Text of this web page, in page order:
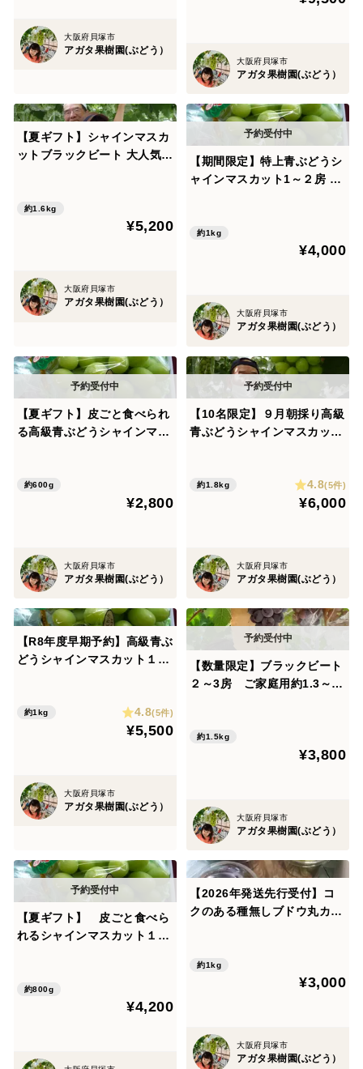
大阪府貝塚市
アガタ果樹園(ぶどう）
大阪府貝塚市
アガタ果樹園(ぶどう）
【夏ギフト】シャインマスカ
ットブラックビート 大人気ぶ
約1.6kg
¥5,200
大阪府貝塚市
アガタ果樹園(ぶどう）
【期間限定】特上青ぶどうシ
ャインマスカット1～２房 1
約1kg
¥4,000
大阪府貝塚市
アガタ果樹園(ぶどう）
【夏ギフト】皮ごと食べられ
る高級青ぶどうシャインマス
約600g
¥2,800
大阪府貝塚市
アガタ果樹園(ぶどう）
【10名限定】９月朝採り高級
青ぶどうシャインマスカット
約1.8kg 4.8(5件)
¥6,000
大阪府貝塚市
アガタ果樹園(ぶどう）
【R8年度早期予約】高級青ぶ
どうシャインマスカット１～
約1kg 4.8(5件)
¥5,500
大阪府貝塚市
アガタ果樹園(ぶどう）
【数量限定】ブラックビート
２～3房 ご家庭用約1.3～1.
約1.5kg
¥3,800
大阪府貝塚市
アガタ果樹園(ぶどう）
【夏ギフト】 皮ごと食べら
れるシャインマスカット１房
約800g
¥4,200
【2026年発送先行受付】コ
クのある種無しブドウ丸カッ
約1kg
¥3,000
大阪府貝塚市
アガタ果樹園(ぶどう）